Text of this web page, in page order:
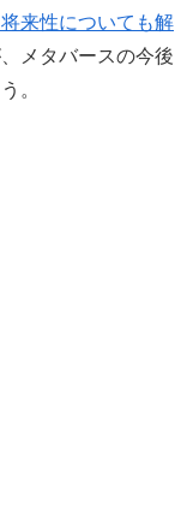
来性についても解
メタバースの今後
。